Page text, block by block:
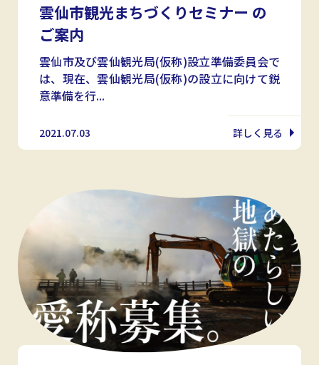
雲仙市観光まちづくりセミナー の
ご案内
雲仙市及び雲仙観光局(仮称)設立準備委員会で
は、現在、雲仙観光局(仮称)の設立に向けて鋭
意準備を行...
2021.07.03 詳しく見る